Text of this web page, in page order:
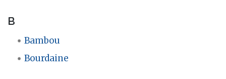
B
Bambou
Bourdaine